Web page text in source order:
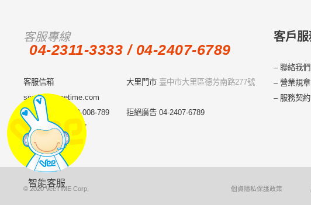
客服專線
04-2311-3333 / 04-2407-6789
客服信箱
service@veetime.com
免付費電話 0800-008-789
傳真 04-2701-8587
大里門市 臺中市大里區德芳南路277號
拒絕廣告 04-2407-6789
客戶服
– 聯絡我們
– 營業規章
– 服務契約
© 2020 VeeTIME Corp, 個資隱私保護政策
智能客服